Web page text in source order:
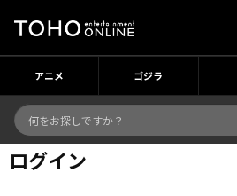
アニメ ゴジラ
ログイン